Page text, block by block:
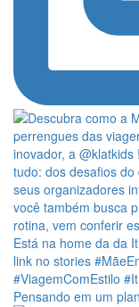
Pensando em um